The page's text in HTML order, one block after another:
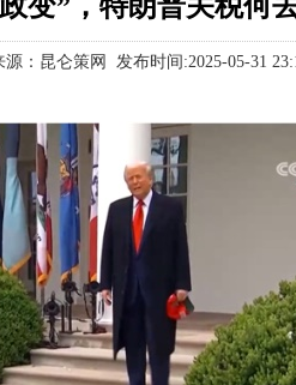
：昆仑策网 发布时间:2025-05-31